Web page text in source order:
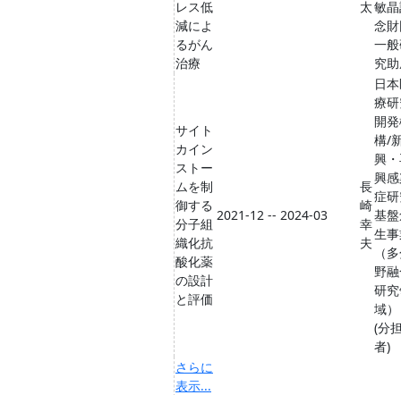
レス低
減によ
るがん
治療
太敏
念
一
究
サイト
カイン
ストー
ムを制
御する
分子組
織化抗
酸化薬
の設計
と評価
2021-12 -- 2024-03
長
崎
幸
夫
日
療
開
構/
興
興
症
基
生
（
野
研
域）
(分
者)
さらに
表示...